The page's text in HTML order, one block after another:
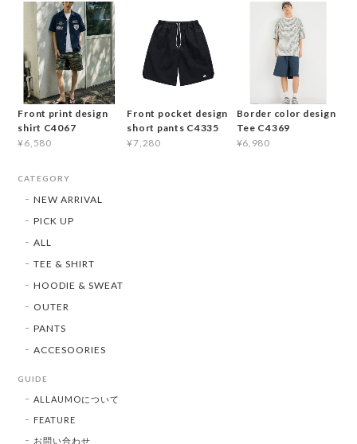
Front print design
shirt C4067
¥6,580
Front pocket design
short pants C4335
¥7,280
Border color design
Tee C4369
¥6,980
CATEGORY
NEW ARRIVAL
PICK UP
ALL
TEE & SHIRT
HOODIE & SWEAT
OUTER
PANTS
ACCESOORIES
GUIDE
ALLAUMOについて
FEATURE
お問い合わせ